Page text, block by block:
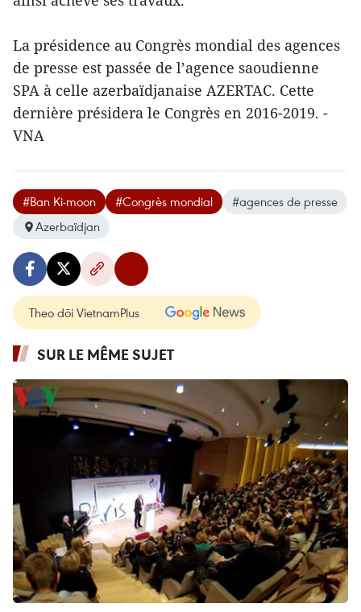
La présidence au Congrès mondial des agences
de presse est passée de l’agence saoudienne
SPA à celle azerbaïdjanaise AZERTAC. Cette
dernière présidera le Congrès en 2016-2019. -
VNA​
#Ban Ki-moon #Congrès mondial
#agences de presse
Azerbaïdjan
Theo dõi VietnamPlus
SUR LE MÊME SUJET